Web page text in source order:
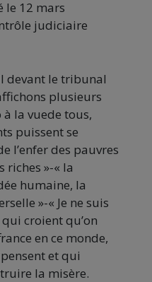
le 12 mars
judiciaire
devant le tribunal
plusieurs
la vuede tous,
puissent se
l’enfer des pauvres
riches »-« la
humaine, la
»-« Je ne suis
croient qu’on
en ce monde,
et qui
la misère.